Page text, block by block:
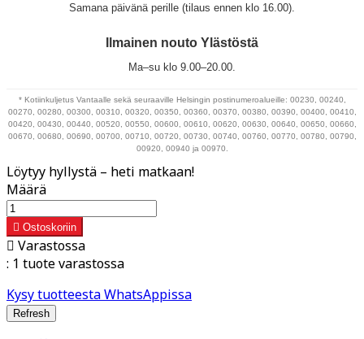
Samana päivänä perille (tilaus ennen klo 16.00).
Ilmainen nouto Ylästöstä
Ma–su klo 9.00–20.00.
* Kotiinkuljetus Vantaalle sekä seuraaville Helsingin postinumeroalueille: 00230, 00240,
00270, 00280, 00300, 00310, 00320, 00350, 00360, 00370, 00380, 00390, 00400, 00410,
00420, 00430, 00440, 00520, 00550, 00600, 00610, 00620, 00630, 00640, 00650, 00660,
00670, 00680, 00690, 00700, 00710, 00720, 00730, 00740, 00760, 00770, 00780, 00790,
00920, 00940 ja 00970.
Löytyy hyllystä – heti matkaan!
Määrä
 Ostoskoriin
 Varastossa
: 1 tuote varastossa
Kysy tuotteesta WhatsAppissa